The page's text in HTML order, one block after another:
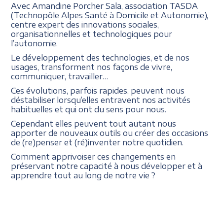
Avec Amandine Porcher Sala, association TASDA
(Technopôle Alpes Santé à Domicile et Autonomie),
centre expert des innovations sociales,
organisationnelles et technologiques pour
l’autonomie.
Le développement des technologies, et de nos
usages, transforment nos façons de vivre,
communiquer, travailler…
Ces évolutions, parfois rapides, peuvent nous
déstabiliser lorsqu’elles entravent nos activités
habituelles et qui ont du sens pour nous.
Cependant elles peuvent tout autant nous
apporter de nouveaux outils ou créer des occasions
de (re)penser et (ré)inventer notre quotidien.
Comment apprivoiser ces changements en
préservant notre capacité à nous développer et à
apprendre tout au long de notre vie ?